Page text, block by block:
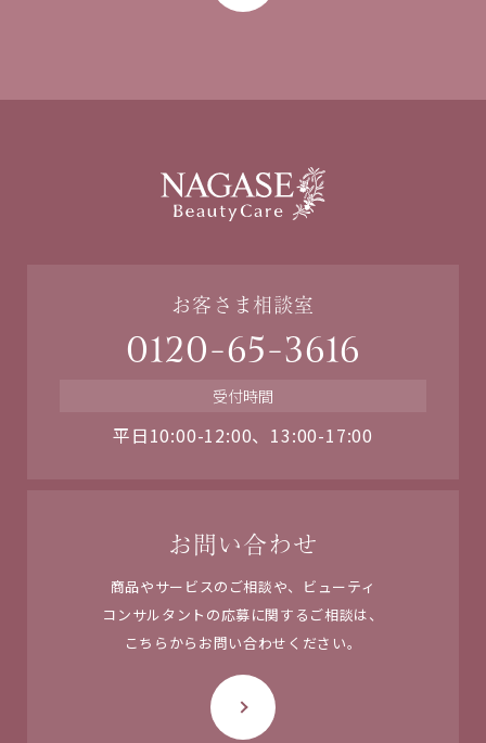
お客さま相談室
0120-65-3616
受付時間
平日10:00-12:00、13:00-17:00
お問い合わせ
商品やサービスのご相談や、ビューティ
コンサルタントの応募に関するご相談は、
こちらからお問い合わせください。